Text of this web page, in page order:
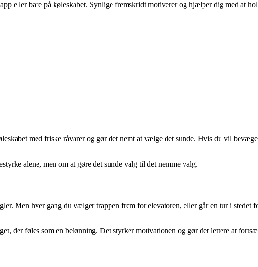
eller bare på køleskabet. Synlige fremskridt motiverer og hjælper dig med at
med friske råvarer og gør det nemt at vælge det sunde. Hvis du vil
alene, men om at gøre det sunde valg til det nemme valg.
Men hver gang du vælger trappen frem for elevatoren, eller går en tur i stedet
der føles som en belønning. Det styrker motivationen og gør det lettere at